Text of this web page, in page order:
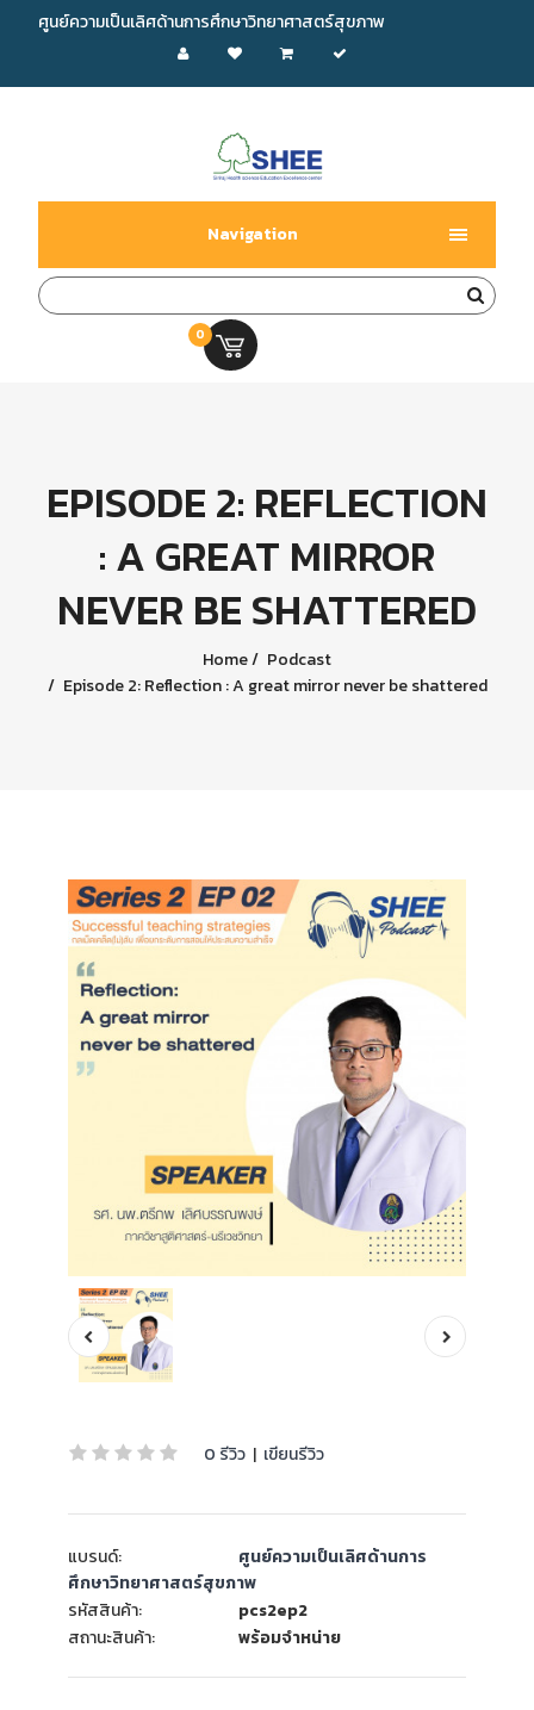
ศูนย์ความเป็นเลิศด้านการศึกษาวิทยาศาสตร์สุขภาพ
Navigation
0
EPISODE 2: REFLECTION
: A GREAT MIRROR
NEVER BE SHATTERED
Home
Podcast
Episode 2: Reflection : A great mirror never be shattered
0 รีวิว | เขียนรีวิว
แบรนด์:
ศูนย์ความเป็นเลิศด้านการ
ศึกษาวิทยาศาสตร์สุขภาพ
รหัสสินค้า:
pcs2ep2
สถานะสินค้า:
พร้อมจำหน่าย